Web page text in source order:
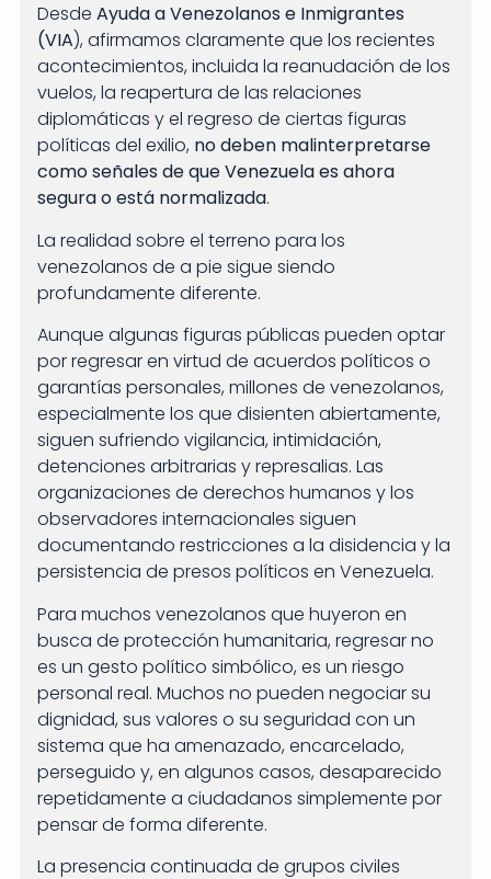
Desde Ayuda a Venezolanos e Inmigrantes
(VIA), afirmamos claramente que los recientes
acontecimientos, incluida la reanudación de los
vuelos, la reapertura de las relaciones
diplomáticas y el regreso de ciertas figuras
políticas del exilio, no deben malinterpretarse
como señales de que Venezuela es ahora
segura o está normalizada.
La realidad sobre el terreno para los
venezolanos de a pie sigue siendo
profundamente diferente.
Aunque algunas figuras públicas pueden optar
por regresar en virtud de acuerdos políticos o
garantías personales, millones de venezolanos,
especialmente los que disienten abiertamente,
siguen sufriendo vigilancia, intimidación,
detenciones arbitrarias y represalias. Las
organizaciones de derechos humanos y los
observadores internacionales siguen
documentando restricciones a la disidencia y la
persistencia de presos políticos en Venezuela.
Para muchos venezolanos que huyeron en
busca de protección humanitaria, regresar no
es un gesto político simbólico, es un riesgo
personal real. Muchos no pueden negociar su
dignidad, sus valores o su seguridad con un
sistema que ha amenazado, encarcelado,
perseguido y, en algunos casos, desaparecido
repetidamente a ciudadanos simplemente por
pensar de forma diferente.
La presencia continuada de grupos civiles